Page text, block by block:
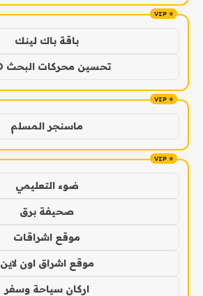
باقة باك لينك
تحسين محركات البحث SEO
ماسنجر المسلم
ضوء التعليمي
صحيفة برق
موقع اشراقات
موقع اشراق اون لاين
اركان سياحة وسفر